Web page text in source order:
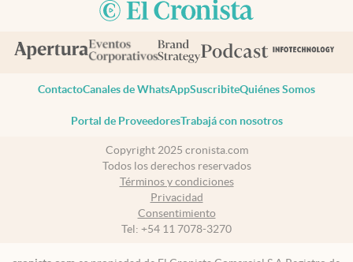
ContactoCanales de WhatsAppSuscribiteQuiénes Somos
Portal de ProveedoresTrabajá con nosotros
Copyright 2025 cronista.com
Todos los derechos reservados
Términos y condiciones
Privacidad
Consentimiento
Tel: +54 11 7078-3270